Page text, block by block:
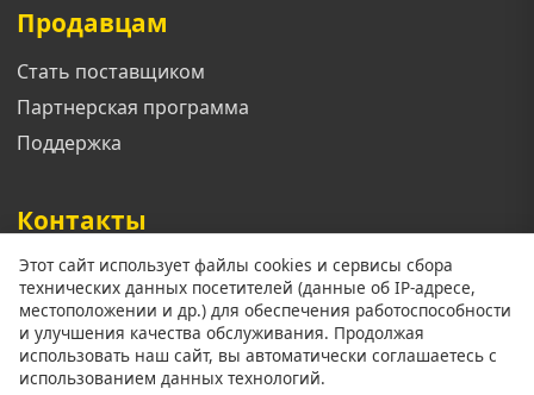
Продавцам
Стать поставщиком
Партнерская программа
Поддержка
Контакты
Телефон: +7 913 833 1461
Email: support@mgoroda.ru
Адрес: г. Красноярск ул. (Добавить позже)
Этот сайт использует файлы cookies и сервисы сбора
технических данных посетителей (данные об IP-адресе,
местоположении и др.) для обеспечения работоспособности
и улучшения качества обслуживания. Продолжая
использовать наш сайт, вы автоматически соглашаетесь с
использованием данных технологий.